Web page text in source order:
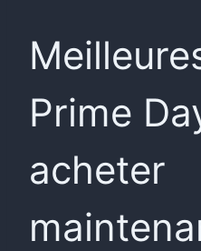
Prime
acheter